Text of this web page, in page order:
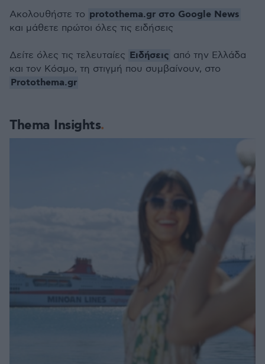
Thema Insights
Ακολουθήστε το protothema.gr στο Google News
και μάθετε πρώτοι όλες τις ειδήσεις
Δείτε όλες τις τελευταίες Ειδήσεις από την Ελλάδα
και τον Κόσμο, τη στιγμή που συμβαίνουν, στο
Protothema.gr